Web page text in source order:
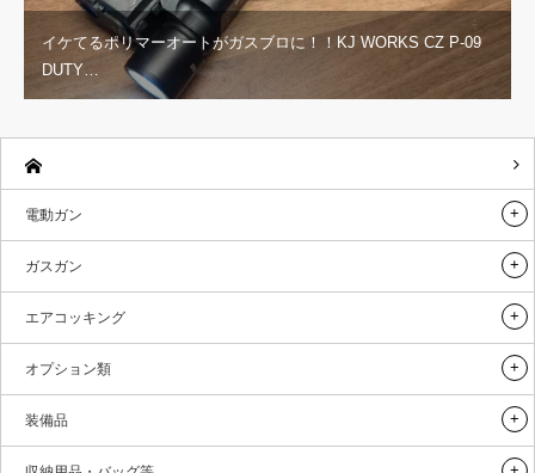
イケてるポリマーオートがガスブロに！！KJ WORKS CZ P-09
DUTY…
電動ガン
ガスガン
エアコッキング
オプション類
装備品